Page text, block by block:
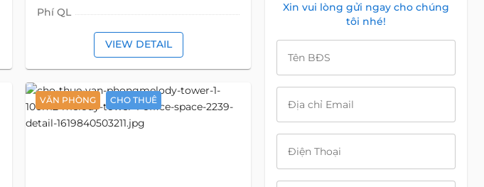
Phí QL
VIEW DETAIL
VĂN PHÒNG CHO THUÊ
Xin vui lòng gửi ngay cho chúng
tôi nhé!
Tên BĐS
Địa chỉ Email
Điện Thoại